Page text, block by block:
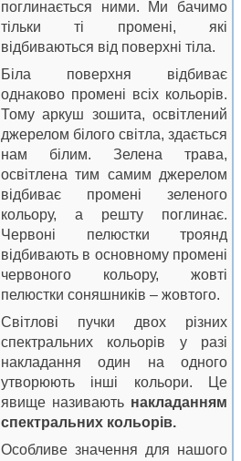
поглинається ними. Ми бачимо
тільки ті промені, які
відбиваються від поверхні тіла.
Біла поверхня відбиває
однаково промені всіх кольорів.
Тому аркуш зошита, освітлений
джерелом білого світла, здається
нам білим. Зелена трава,
освітлена тим самим джерелом
відбиває промені зеленого
кольору, а решту поглинає.
Червоні пелюстки троянд
відбивають в основному промені
червоного кольору, жовті
пелюстки соняшників – жовтого.
Світлові пучки двох різних
спектральних кольорів у разі
накладання один на одного
утворюють інші кольори. Це
явище називають накладанням
спектральних кольорів.
Особливе значення для нашого